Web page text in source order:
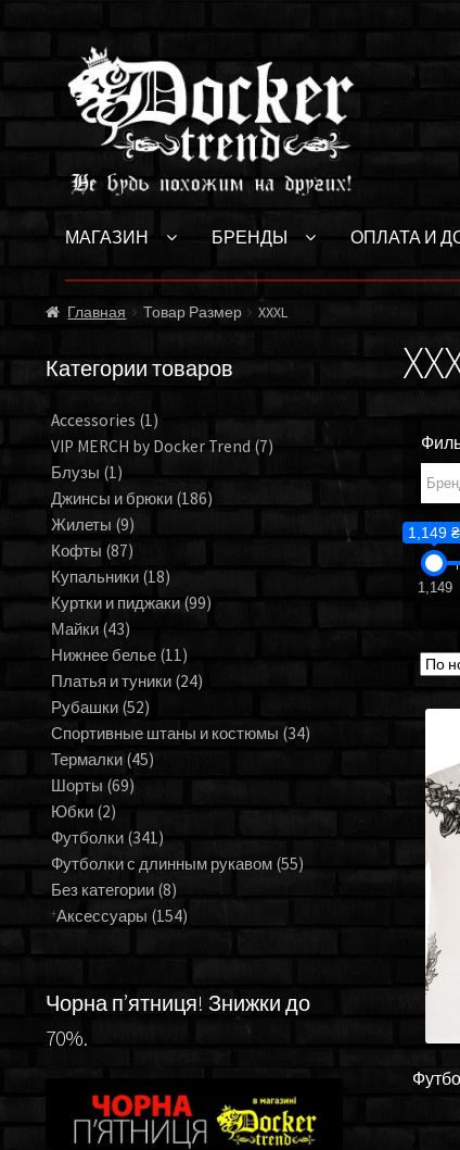
Перейти
к
навигации
Перейти
к
содержимому
МАГАЗИН БРЕНДЫ ОПЛАТА И
Главная Товар Размер XXXL
1,149 ₴
1,149
Категории товаров
Accessories (1)
VIP MERCH by Docker Trend (7)
Блузы (1)
Джинсы и брюки (186)
Жилеты (9)
Кофты (87)
Купальники (18)
Куртки и пиджаки (99)
Майки (43)
Нижнее белье (11)
Платья и туники (24)
Рубашки (52)
Спортивные штаны и костюмы (34)
Термалки (45)
Шорты (69)
Юбки (2)
Футболки (341)
Футболки с длинным рукавом (55)
Без категории (8)
Аксессуары (154)
Чорна п’ятниця! Знижки до
70%.